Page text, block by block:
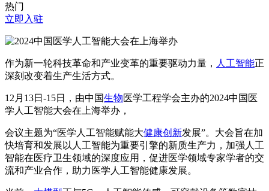
热门
立即入驻
作为新一轮科技革命和产业变革的重要驱动力量， 人工智能正
深刻改变着生产生活方式。
12月13日-15日，由中国生物医学工程学会主办的2024中国医
学人工智能大会在上海举办，
会议主题为“医学人工智能赋能大健康创新发展”。大会旨在加
快培育和发展以人工智能为重要引擎的新质生产力，加强人工
智能在医疗卫生领域的深度应用，促进医学领域专家学者的交
流和产业合作，助力医学人工智能健康发展。